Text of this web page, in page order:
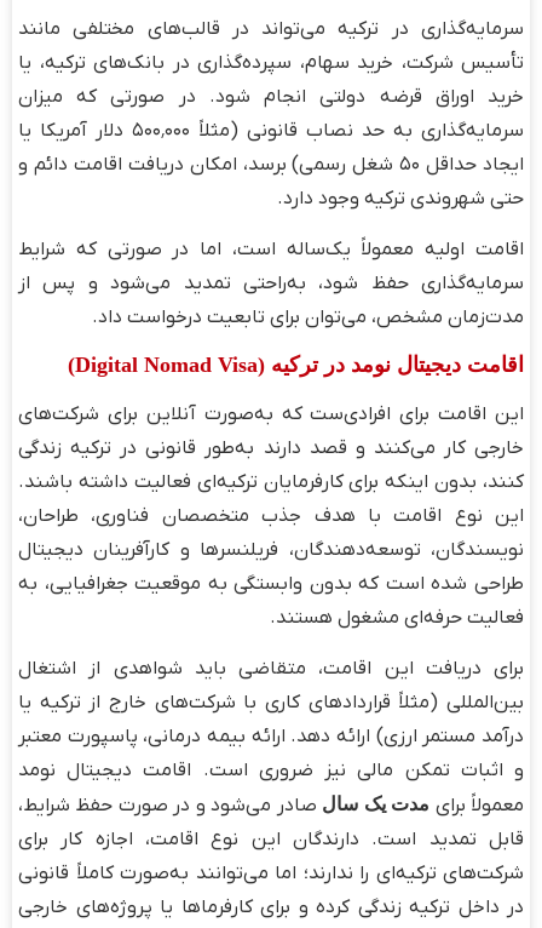
سرمایه‌گذاری در ترکیه می‌تواند در قالب‌های مختلفی مانند
تأسیس شرکت، خرید سهام، سپرده‌گذاری در بانک‌های ترکیه، یا
خرید اوراق قرضه دولتی انجام شود. در صورتی که میزان
سرمایه‌گذاری به حد نصاب قانونی (مثلاً ۵۰۰٬۰۰۰ دلار آمریکا یا
ایجاد حداقل ۵۰ شغل رسمی) برسد، امکان دریافت اقامت دائم و
حتی شهروندی ترکیه وجود دارد.
اقامت اولیه معمولاً یک‌ساله است، اما در صورتی که شرایط
سرمایه‌گذاری حفظ شود، به‌راحتی تمدید می‌شود و پس از
مدت‌زمان مشخص، می‌توان برای تابعیت درخواست داد.
اقامت دیجیتال نومد در ترکیه (Digital Nomad Visa)
این اقامت برای افرادی‌ست که به‌صورت آنلاین برای شرکت‌های
خارجی کار می‌کنند و قصد دارند به‌طور قانونی در ترکیه زندگی
کنند، بدون اینکه برای کارفرمایان ترکیه‌ای فعالیت داشته باشند.
این نوع اقامت با هدف جذب متخصصان فناوری، طراحان،
نویسندگان، توسعه‌دهندگان، فریلنسرها و کارآفرینان دیجیتال
طراحی شده است که بدون وابستگی به موقعیت جغرافیایی، به
فعالیت حرفه‌ای مشغول هستند.
برای دریافت این اقامت، متقاضی باید شواهدی از اشتغال
بین‌المللی (مثلاً قراردادهای کاری با شرکت‌های خارج از ترکیه یا
درآمد مستمر ارزی) ارائه دهد. ارائه بیمه درمانی، پاسپورت معتبر
و اثبات تمکن مالی نیز ضروری است. اقامت دیجیتال نومد
معمولاً برای مدت یک سال صادر می‌شود و در صورت حفظ شرایط،
قابل تمدید است. دارندگان این نوع اقامت، اجازه کار برای
شرکت‌های ترکیه‌ای را ندارند؛ اما می‌توانند به‌صورت کاملاً قانونی
در داخل ترکیه زندگی کرده و برای کارفرماها یا پروژه‌های خارجی